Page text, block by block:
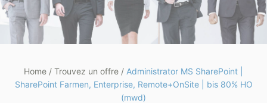
Home / Trouvez un offre / Administrator MS SharePoint |
SharePoint Farmen, Enterprise, Remote+OnSite | bis 80% HO
(mwd)